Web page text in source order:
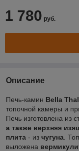
1 780 руб.
Описание
Печь-камин Bella
топочной камеры и
Печь изготовлена из
а также верхняя
плита - из чугуна .
выложена